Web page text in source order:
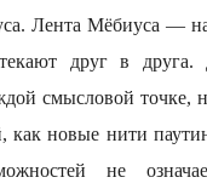
Лента Мёбиуса —
друг в друга.
смысловой
как новые нити
не